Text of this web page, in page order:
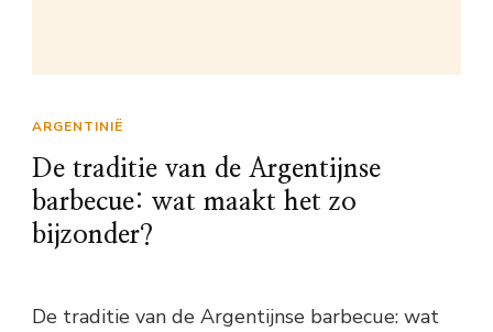
ARGENTINIË
De traditie van de Argentijnse
barbecue: wat maakt het zo
bijzonder?
De traditie van de Argentijnse barbecue: wat